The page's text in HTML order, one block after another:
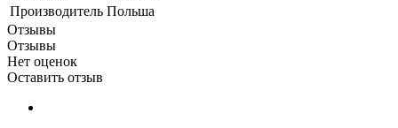
Производитель Польша
Отзывы
Отзывы
Нет оценок
Оставить отзыв